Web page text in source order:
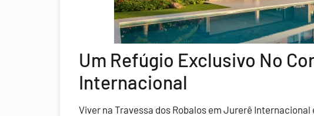
Um Refúgio Exclusivo No
Internacional
Viver na Travessa dos Robalos em Jurerê